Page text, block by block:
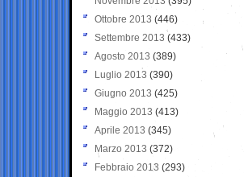
Ottobre 2013 (446)
Settembre 2013 (433)
Agosto 2013 (389)
Luglio 2013 (390)
Giugno 2013 (425)
Maggio 2013 (413)
Aprile 2013 (345)
Marzo 2013 (372)
Febbraio 2013 (293)